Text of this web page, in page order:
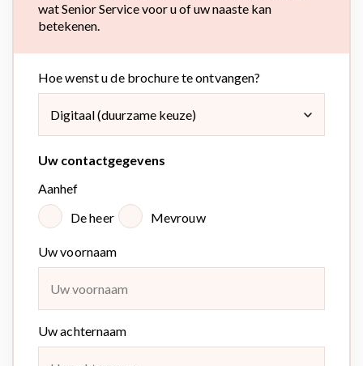
wat Senior Service voor u of uw naaste kan
betekenen.
Hoe wenst u de brochure te ontvangen?
Uw contactgegevens
Aanhef
De heer
Mevrouw
Uw voornaam
Uw achternaam